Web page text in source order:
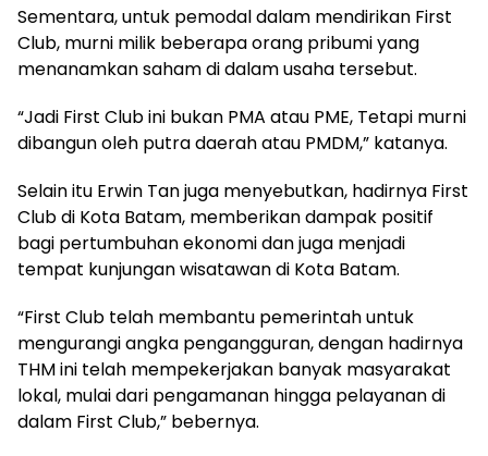
Sementara, untuk pemodal dalam mendirikan First
Club, murni milik beberapa orang pribumi yang
menanamkan saham di dalam usaha tersebut.
“Jadi First Club ini bukan PMA atau PME, Tetapi murni
dibangun oleh putra daerah atau PMDM,” katanya.
Selain itu Erwin Tan juga menyebutkan, hadirnya First
Club di Kota Batam, memberikan dampak positif
bagi pertumbuhan ekonomi dan juga menjadi
tempat kunjungan wisatawan di Kota Batam.
“First Club telah membantu pemerintah untuk
mengurangi angka pengangguran, dengan hadirnya
THM ini telah mempekerjakan banyak masyarakat
lokal, mulai dari pengamanan hingga pelayanan di
dalam First Club,” bebernya.